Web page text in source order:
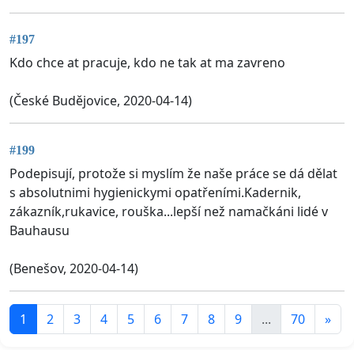
#197
Kdo chce at pracuje, kdo ne tak at ma zavreno
(České Budějovice, 2020-04-14)
#199
Podepisují, protože si myslím že naše práce se dá dělat
s absolutnimi hygienickymi opatřeními.Kadernik,
zákazník,rukavice, rouška...lepší než namačkáni lidé v
Bauhausu
(Benešov, 2020-04-14)
1 2 3 4 5 6 7 8 9 ... 70 »